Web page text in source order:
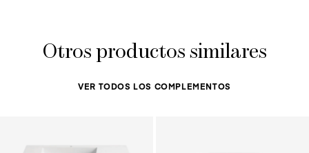
Otros productos similares
VER TODOS LOS COMPLEMENTOS